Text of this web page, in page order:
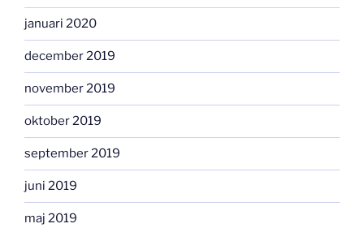
januari 2020
december 2019
november 2019
oktober 2019
september 2019
juni 2019
maj 2019